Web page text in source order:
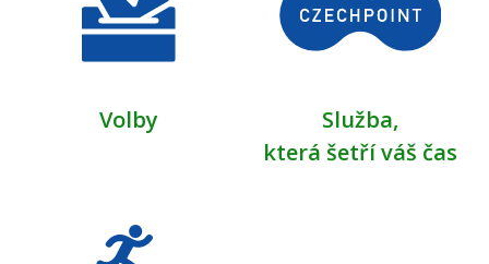
Volby
Služba,
která šetří váš čas